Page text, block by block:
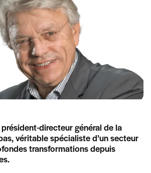
directeur général de la
véritable spécialiste d’un secteur
transformations depuis